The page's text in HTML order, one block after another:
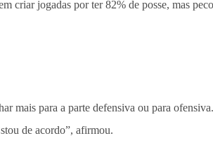
criar jogadas por ter 82% de posse, mas
mais para a parte defensiva ou para
de acordo”, afirmou.